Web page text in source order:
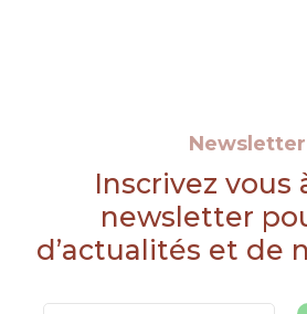
Newsletter
Inscrivez vous
newsletter
d’actualités et de